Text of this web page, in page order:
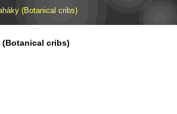
(Botanical cribs)
cribs)